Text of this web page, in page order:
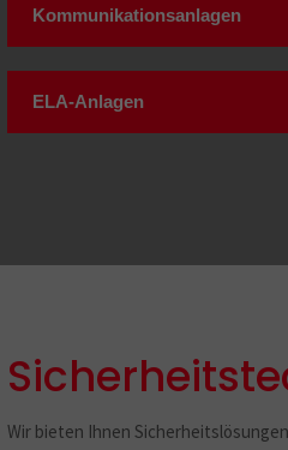
Kommunikationsanlagen
ELA-Anlagen
Wir bieten Ihnen